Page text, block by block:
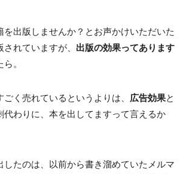
を出版しませんか？とお声かけいただいた
れていますが、 出版の効果ってあります
。
ごく売れているというよりは、 広告効果と
代わりに、本を出してますって言えるか
したのは、以前から書き溜めていたメルマ